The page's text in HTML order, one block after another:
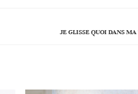
JE GLISSE QUOI DANS